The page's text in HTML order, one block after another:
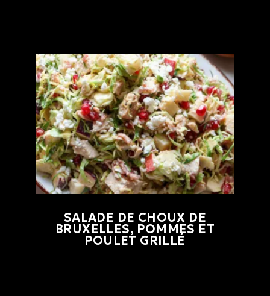
SALADE DE CHOUX DE
BRUXELLES, POMMES ET
POULET GRILLÉ